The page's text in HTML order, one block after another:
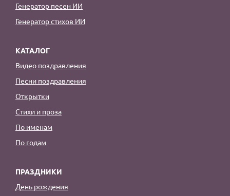
Генератор песен ИИ
Генератор стихов ИИ
КАТАЛОГ
Видео поздравления
Песни поздравления
Открытки
Стихи и проза
По именам
По годам
ПРАЗДНИКИ
День рождения